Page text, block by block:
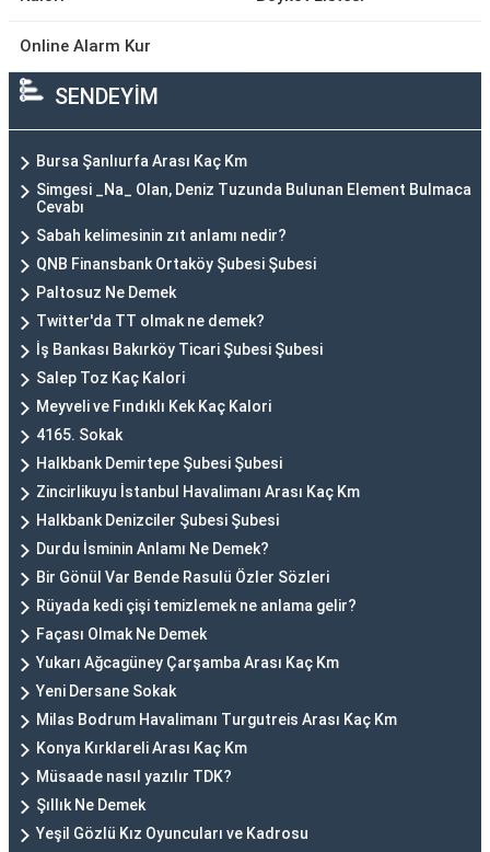
Online Alarm Kur
SENDEYİM
Bursa Şanlıurfa Arası Kaç Km
Simgesi _Na_ Olan, Deniz Tuzunda Bulunan Element Bulmaca
Cevabı
Sabah kelimesinin zıt anlamı nedir?
QNB Finansbank Ortaköy Şubesi Şubesi
Paltosuz Ne Demek
Twitter'da TT olmak ne demek?
İş Bankası Bakırköy Ticari Şubesi Şubesi
Salep Toz Kaç Kalori
Meyveli ve Fındıklı Kek Kaç Kalori
4165. Sokak
Halkbank Demirtepe Şubesi Şubesi
Zincirlikuyu İstanbul Havalimanı Arası Kaç Km
Halkbank Denizciler Şubesi Şubesi
Durdu İsminin Anlamı Ne Demek?
Bir Gönül Var Bende Rasulü Özler Sözleri
Rüyada kedi çişi temizlemek ne anlama gelir?
Façası Olmak Ne Demek
Yukarı Ağcagüney Çarşamba Arası Kaç Km
Yeni Dersane Sokak
Milas Bodrum Havalimanı Turgutreis Arası Kaç Km
Konya Kırklareli Arası Kaç Km
Müsaade nasıl yazılır TDK?
Şıllık Ne Demek
Yeşil Gözlü Kız Oyuncuları ve Kadrosu